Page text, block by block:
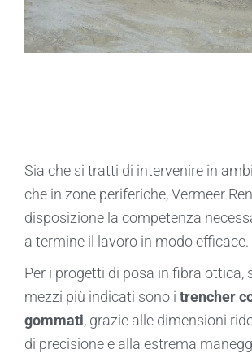
Sia che si tratti di intervenire in
che in zone periferiche, Vermeer
disposizione la competenza
a termine il lavoro in modo efficace.
Per i progetti di posa in fibra ottica,
mezzi più indicati sono i trencher
gommati, grazie alle dimensioni
di precisione e alla estrema